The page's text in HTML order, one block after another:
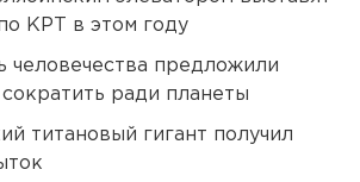
КРТ в этом году
человечества предложили
ради планеты
титановый гигант получил